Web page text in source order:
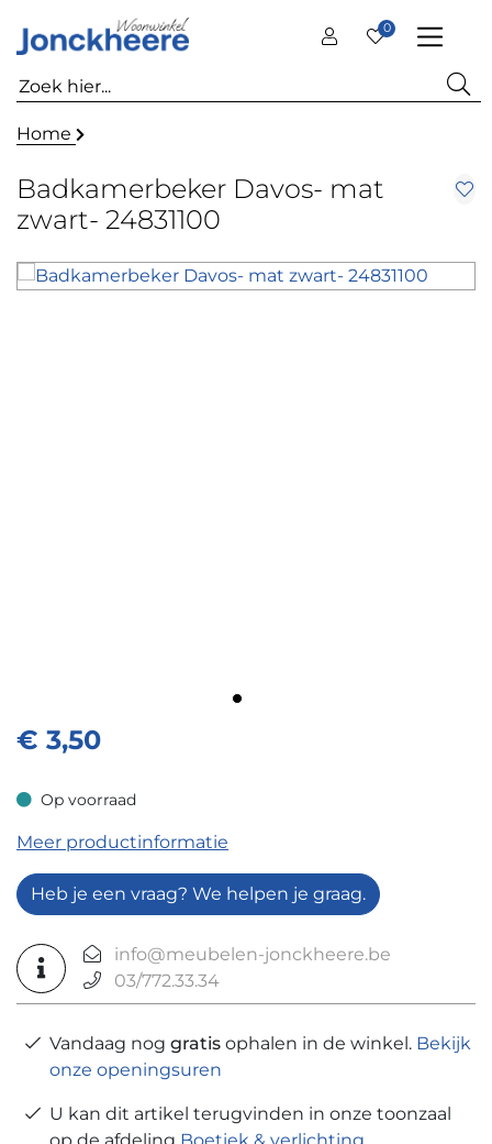
0
Home
Badkamerbeker Davos- mat
zwart- 24831100
€ 3,50
Op voorraad
Op voorraad
Meer productinformatie
Heb je een vraag? We helpen je graag.
info@meubelen-jonckheere.be
03/772.33.34
Vandaag nog gratis ophalen in de winkel. Bekijk
onze openingsuren
U kan dit artikel terugvinden in onze toonzaal